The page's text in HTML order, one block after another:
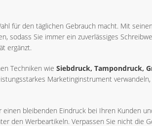
für den täglichen Gebrauch macht. Mit
sodass Sie immer ein zuverlässiges
ergänzt.
Techniken wie Siebdruck, Tampondruck,
Marketinginstrument verwandeln,
bleibenden Eindruck bei Ihren Kunden
den Werbeartikeln. Verpassen Sie nicht die